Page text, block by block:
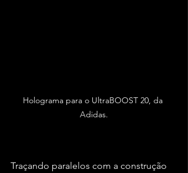
Holograma para o UltraBOOST 20, da
Adidas.
Traçando paralelos com a construção